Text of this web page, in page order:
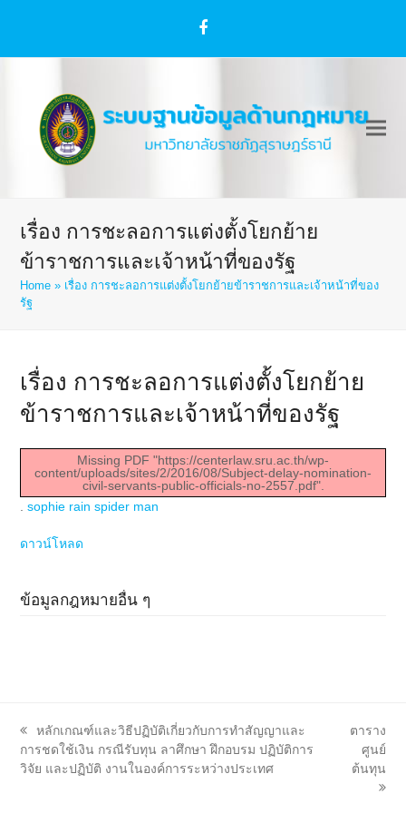
Facebook
เรื่อง การชะลอการแต่งตั้งโยกย้าย
ข้าราชการและเจ้าหน้าที่ของรัฐ
Home » เรื่อง การชะลอการแต่งตั้งโยกย้ายข้าราชการและเจ้าหน้าที่ของ
รัฐ
เรื่อง การชะลอการแต่งตั้งโยกย้าย
ข้าราชการและเจ้าหน้าที่ของรัฐ
Missing PDF "https://centerlaw.sru.ac.th/wp-
content/uploads/sites/2/2016/08/Subject-delay-nomination-
civil-servants-public-officials-no-2557.pdf".
.sophie rain spider man
ดาวน์โหลด
ข้อมูลกฎหมายอื่น ๆ
previous
post:
หลักเกณฑ์และวิธีปฏิบัติเกี่ยวกับการทำสัญญาและ
การชดใช้เงิน กรณีรับทุน ลาศึกษา ฝึกอบรม ปฏิบัติการ
วิจัย และปฏิบัติ งานในองค์การระหว่างประเทศ
next
post:
ตาราง
ศูนย์
ต้นทุน